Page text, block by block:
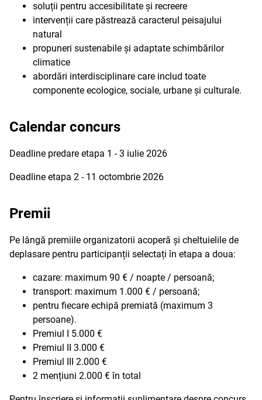
soluții pentru accesibilitate și recreere
intervenții care păstrează caracterul peisajului
natural
propuneri sustenabile și adaptate schimbărilor
climatice
abordări interdisciplinare care includ toate
componente ecologice, sociale, urbane și culturale.
Calendar concurs
Deadline predare etapa 1 - 3 iulie 2026
Deadline etapa 2 - 11 octombrie 2026
Premii
Pe lângă premiile organizatorii acoperă și cheltuielile de
deplasare pentru participanții selectați în etapa a doua:
cazare: maximum 90 € / noapte / persoană;
transport: maximum 1.000 € / persoană;
pentru fiecare echipă premiată (maximum 3
persoane).
Premiul I 5.000 €
Premiul II 3.000 €
Premiul III 2.000 €
2 mențiuni 2.000 € în total